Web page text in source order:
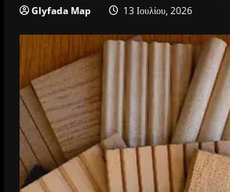
Glyfada Map 13 Ιουλίου, 2026